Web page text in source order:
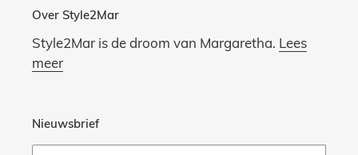
Over Style2Mar
Style2Mar is de droom van Margaretha. Lees
meer
Nieuwsbrief